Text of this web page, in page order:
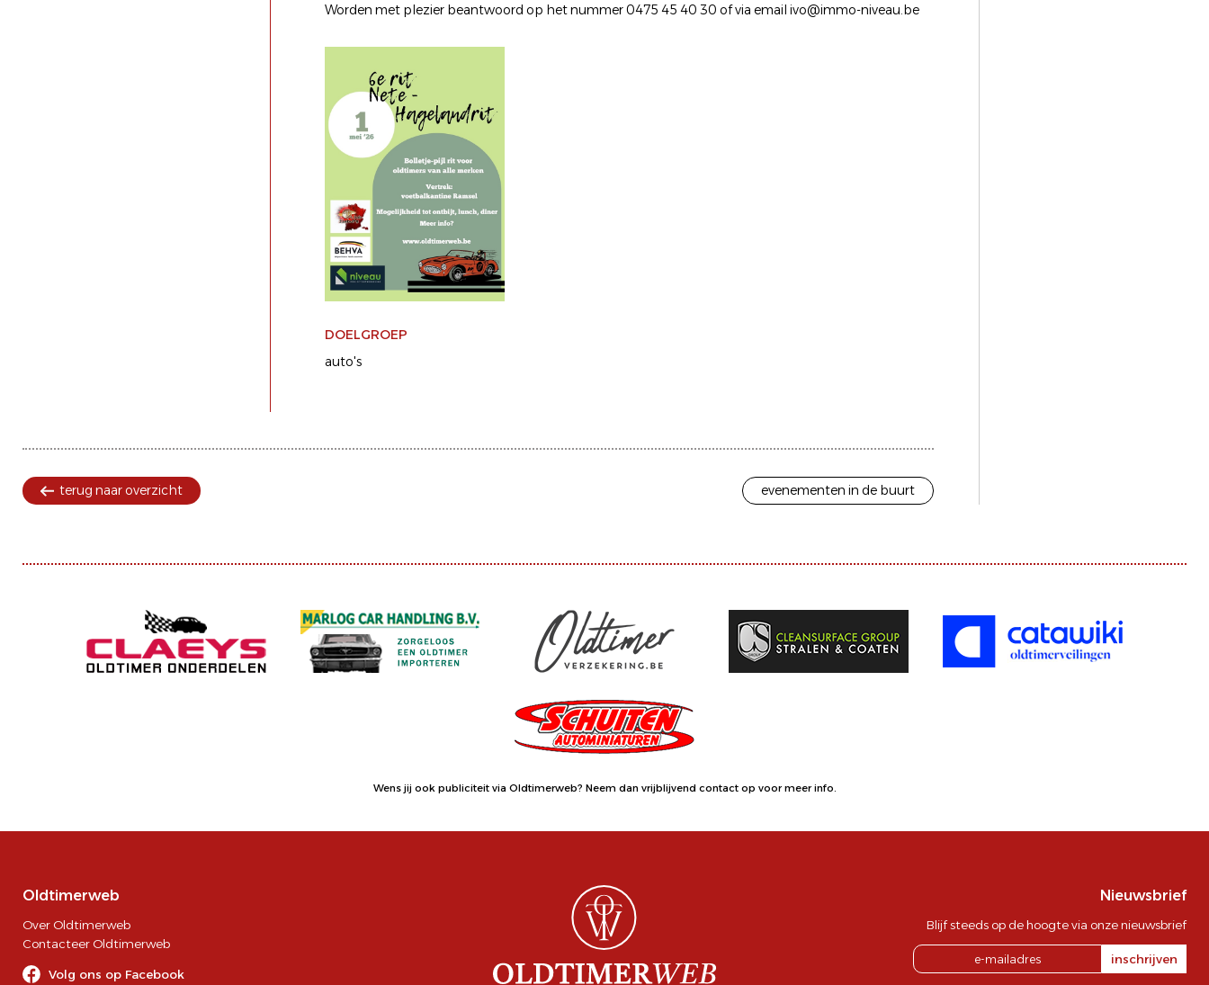
Worden met plezier beantwoord op het nummer 0475 45 40 30 of via email ivo@immo-niveau.be
DOELGROEP
auto's
terug naar overzicht evenementen in de buurt
Wens jij ook publiciteit via Oldtimerweb? Neem dan vrijblijvend contact op voor meer info.
Oldtimerweb
Over Oldtimerweb
Contacteer Oldtimerweb
Volg ons op Facebook
Nieuwsbrief
Blijf steeds op de hoogte via onze nieuwsbrief
inschrijven